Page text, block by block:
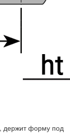
держит форму под